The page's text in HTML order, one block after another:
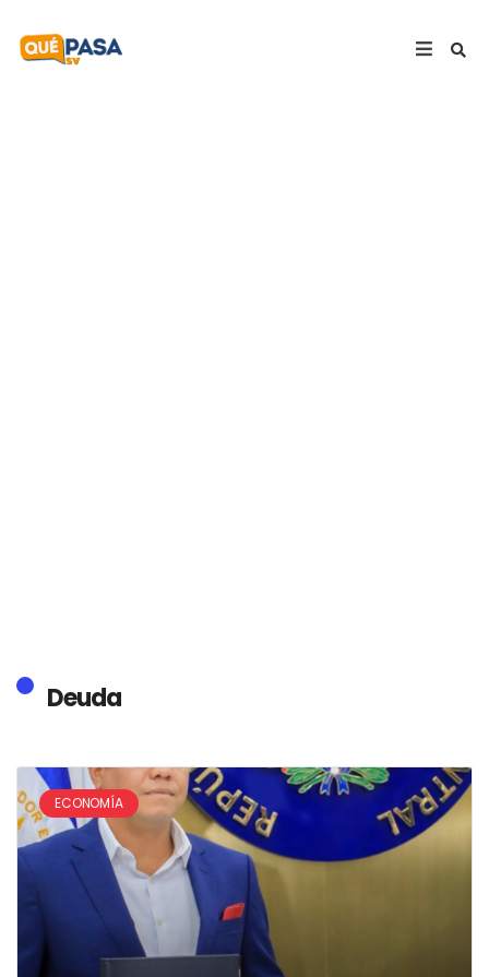
Deuda
ECONOMÍA